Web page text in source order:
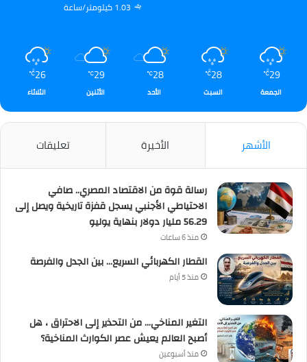
1.03 كيلومتر/ساعة
29
℃
الجمعة
28
℃
السبت
28
℃
الأحد
29
℃
الأثنين
26
℃
الثلاثاء
الأشهر الأخيرة تعليقات
رسالة قوة من الاقتصاد المصري.. صافي
الاحتياطي الأجنبي يسجل قفزة تاريخية ويصل إلى
56.29 مليار دولار بنهاية يوليو
منذ 6 ساعات
القطار الكهربائي السريع… بين الجدل والفرصة
منذ 5 أيام
التغير المناخي… من التحذير إلى الاحتراق ، هل
أصبح العالم يعيش عصر الكوارث المناخية؟
منذ أسبوعين